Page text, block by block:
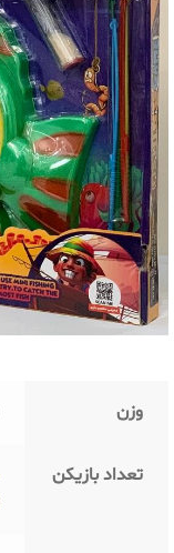
وزن
تعداد بازیکن